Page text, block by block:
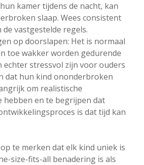
kamer tijdens de nacht, kan
slaap. Wees consistent
vastgestelde regels.
op doorslapen: Het is normaal
toe wakker worden gedurende
echter stressvol zijn voor ouders
dat hun kind ononderbroken
om realistische
hebben en te begrijpen dat
is dat tijd kan
te merken dat elk kind uniek is
size-fits-all benadering is als